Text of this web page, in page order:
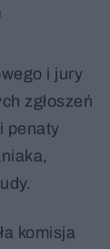
i jury
zgłoszeń
penaty
komisja